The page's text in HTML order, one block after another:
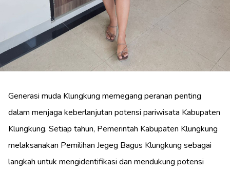
Generasi muda Klungkung memegang peranan penting
dalam menjaga keberlanjutan potensi pariwisata Kabupaten
Klungkung. Setiap tahun, Pemerintah Kabupaten Klungkung
melaksanakan Pemilihan Jegeg Bagus Klungkung sebagai
langkah untuk mengidentifikasi dan mendukung potensi